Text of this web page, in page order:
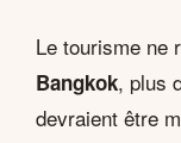
Le tourisme ne
Bangkok, plus
devraient être